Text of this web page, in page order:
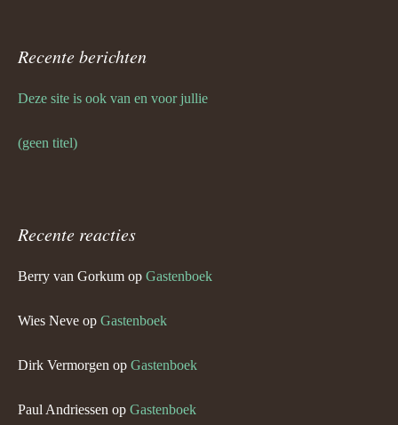
Recente berichten
Deze site is ook van en voor jullie
(geen titel)
Recente reacties
Berry van Gorkum op Gastenboek
Wies Neve op Gastenboek
Dirk Vermorgen op Gastenboek
Paul Andriessen op Gastenboek